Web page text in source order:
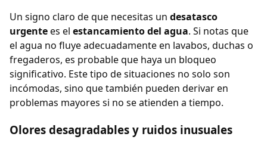
Un signo claro de que necesitas un desatasco
urgentees el estancamiento del agua. Si notas que
el agua no fluye adecuadamente en lavabos, duchas o
fregaderos, es probable que haya un bloqueo
significativo. Este tipo de situaciones no solo son
incómodas, sino que también pueden derivar en
problemas mayores si no se atienden a tiempo.
Olores desagradables y ruidos inusuales